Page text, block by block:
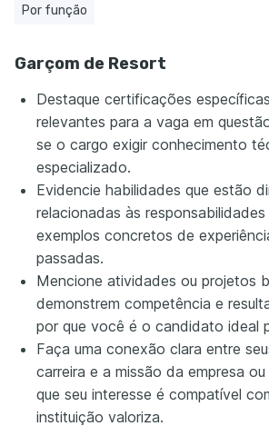
Por função
Garçom de Resort
Destaque certificações
relevantes para a vaga em
se o cargo exigir conhecimento
especializado.
Evidencie habilidades que estão
relacionadas às
exemplos concretos de
passadas.
Mencione atividades ou projetos
demonstrem competência e
por que você é o candidato ideal
Faça uma conexão clara entre
carreira e a missão da empresa
que seu interesse é compatível
instituição valoriza.